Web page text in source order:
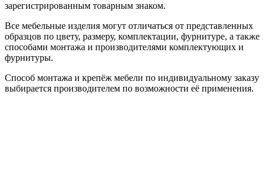
зарегистрированным товарным знаком.
Все мебельные изделия могут отличаться от представленных
образцов по цвету, размеру, комплектации, фурнитуре, а также
способами монтажа и производителями комплектующих и
фурнитуры.
Способ монтажа и крепёж мебели по индивидуальному заказу
выбирается производителем по возможности её применения.